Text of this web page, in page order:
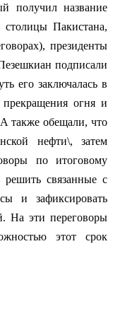
получил название
столицы Пакистана,
президенты
подписали
его заключалась в
огня и
также обещали, что
нефти\, затем
по итоговому
решить связанные с
и зафиксировать
На эти переговоры
этот срок